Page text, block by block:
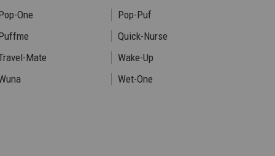
One
Pop-Puf
Quick-Nurse
Mate
Wake-Up
Wet-One